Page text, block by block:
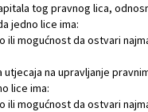
tog pravnog lica,
jedno lice ima:
mogućnost da ostvari
na upravljanje
lice ima:
mogućnost da ostvari